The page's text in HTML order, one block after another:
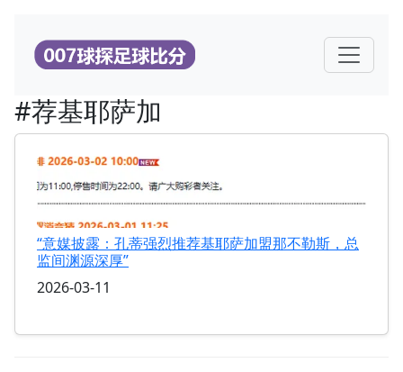
#荐基耶萨加
“意媒披露：孔蒂强烈推荐基耶萨加盟那不勒斯，总
监间渊源深厚”
2026-03-11